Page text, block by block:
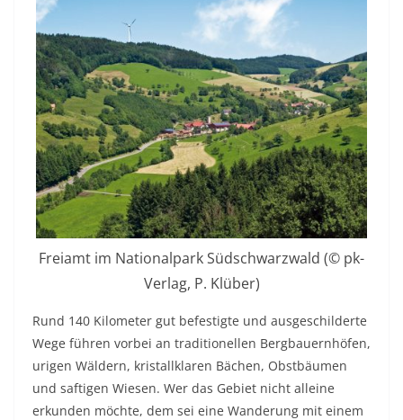
Freiamt im Nationalpark Südschwarzwald (© pk-
Verlag, P. Klüber)
Rund 140 Kilometer gut befestigte und ausgeschilderte
Wege führen vorbei an traditionellen Bergbauernhöfen,
urigen Wäldern, kristallklaren Bächen, Obstbäumen
und saftigen Wiesen. Wer das Gebiet nicht alleine
erkunden möchte, dem sei eine Wanderung mit einem